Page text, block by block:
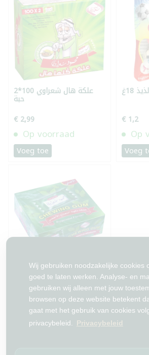
Wij gebruiken noodzakelijke cookies
goed te laten werken. Analyse- en
gebruiken wij alleen met jouw
browsen op deze website betekent
gaat met het gebruik van cookies
privacybeleid. Privacybeleid
علكة هال شعراوي 100*2
حبة
€ 2,99
Op voorraad
Voeg toe
18غ
€ 1,2
Op
Voeg
€ 2,99
Geen voorraad meer